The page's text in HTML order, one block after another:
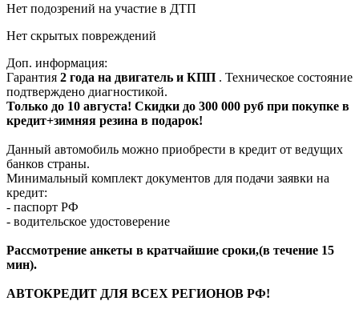
Нет подозрений на участие в ДТП
Нет скрытых повреждений
Доп. информация:
Гарантия 2 года на двигатель и КПП . Техническое состояние
подтверждено диагностикой.
Только до 10 августа! Скидки до 300 000 руб при покупке в
кредит+зимняя резина в подарок!
Данный автомобиль можно приобрести в кредит от ведущих
банков страны.
Минимальный комплект документов для подачи заявки на
кредит:
- паспорт РФ
- водительское удостоверение
Рассмотрение анкеты в кратчайшие сроки,(в течение 15
мин).
АВТОКРЕДИТ ДЛЯ ВСЕХ РЕГИОНОВ РФ!